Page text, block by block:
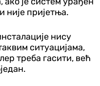
није пријетња.
нису
ситуацијама,
треба гасити, већ